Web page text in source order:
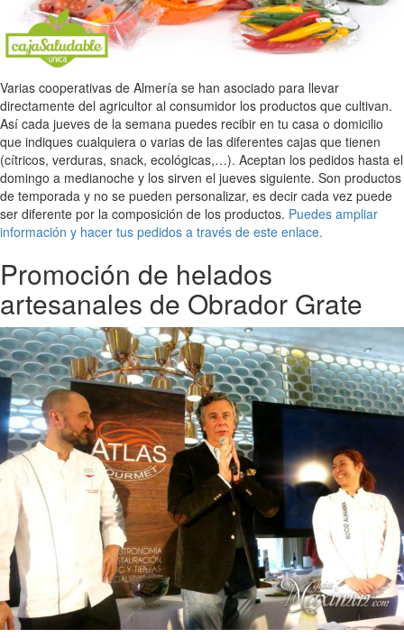
Varias cooperativas de Almería se han asociado para llevar
directamente del agricultor al consumidor los productos que cultivan.
Así cada jueves de la semana puedes recibir en tu casa o domicilio
que indiques cualquiera o varias de las diferentes cajas que tienen
(cítricos, verduras, snack, ecológicas,…). Aceptan los pedidos hasta el
domingo a medianoche y los sirven el jueves siguiente. Son productos
de temporada y no se pueden personalizar, es decir cada vez puede
ser diferente por la composición de los productos. Puedes ampliar
información y hacer tus pedidos a través de este enlace.
Promoción de helados
artesanales de Obrador Grate